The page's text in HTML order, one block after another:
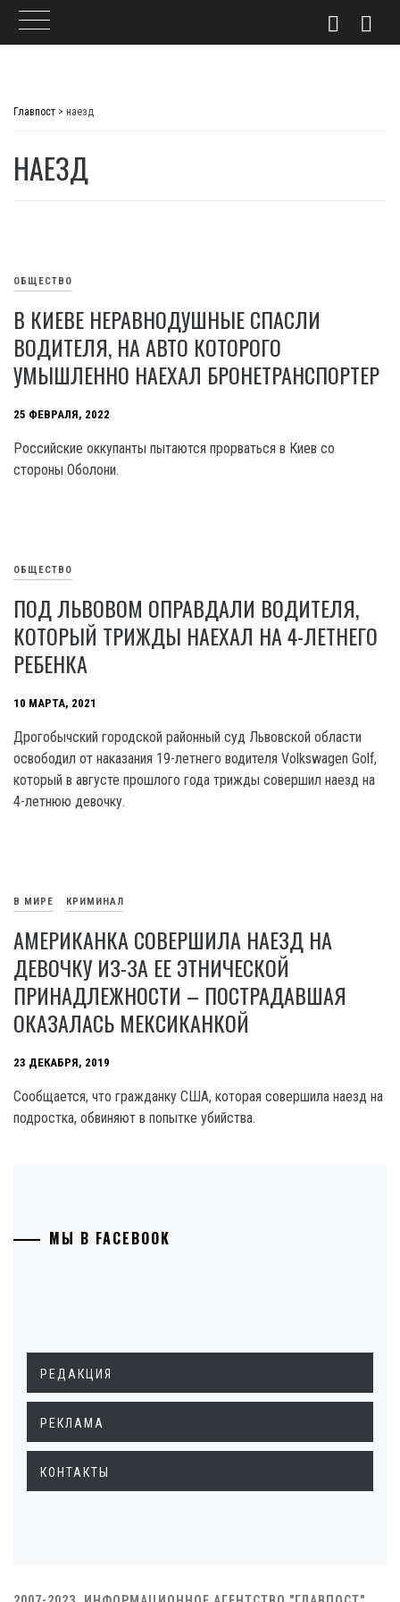
Главпост > наезд
НАЕЗД
ОБЩЕСТВО
В КИЕВЕ НЕРАВНОДУШНЫЕ СПАСЛИ
ВОДИТЕЛЯ, НА АВТО КОТОРОГО
УМЫШЛЕННО НАЕХАЛ БРОНЕТРАНСПОРТЕР
25 ФЕВРАЛЯ, 2022
Российские оккупанты пытаются прорваться в Киев со
стороны Оболони.
ОБЩЕСТВО
ПОД ЛЬВОВОМ ОПРАВДАЛИ ВОДИТЕЛЯ,
КОТОРЫЙ ТРИЖДЫ НАЕХАЛ НА 4-ЛЕТНЕГО
РЕБЕНКА
10 МАРТА, 2021
Дрогобычский городской районный суд Львовской области
освободил от наказания 19-летнего водителя Volkswagen Golf,
который в августе прошлого года трижды совершил наезд на
4-летнюю девочку.
В МИРЕ КРИМИНАЛ
АМЕРИКАНКА СОВЕРШИЛА НАЕЗД НА
ДЕВОЧКУ ИЗ-ЗА ЕЕ ЭТНИЧЕСКОЙ
ПРИНАДЛЕЖНОСТИ – ПОСТРАДАВШАЯ
ОКАЗАЛАСЬ МЕКСИКАНКОЙ
23 ДЕКАБРЯ, 2019
Сообщается, что гражданку США, которая совершила наезд на
подростка, обвиняют в попытке убийства.
МЫ В FACEBOOK
РЕДАКЦИЯ
РЕКЛАМА
КОНТАКТЫ